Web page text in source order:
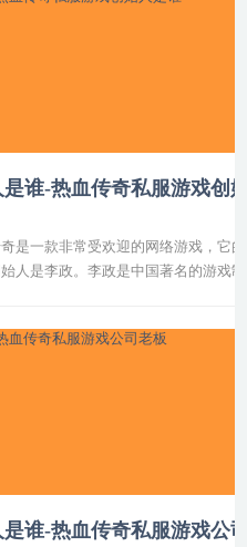
谁-热血传奇私服游戏创
是一款非常受欢迎的网络游戏，它
人是李政。李政是中国著名的游戏
谁-热血传奇私服游戏公